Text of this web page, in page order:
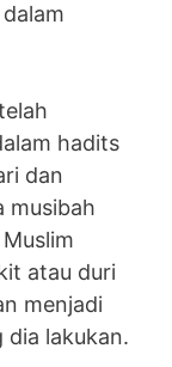
dan
musibah
atau duri
menjadi
dia lakukan.